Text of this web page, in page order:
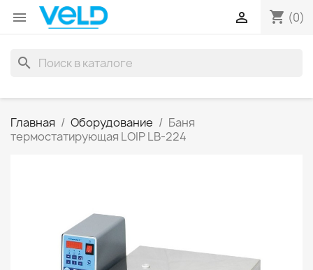
 shopping_cart (0)

search
Главная Оборудование
Баня
термостатирующая LOIP LB-224